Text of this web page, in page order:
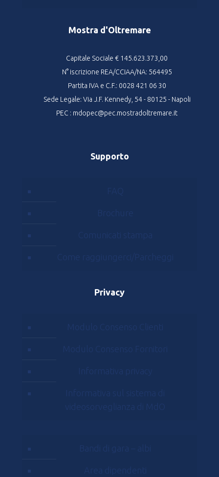
Mostra d'Oltremare
Capitale Sociale € 145.623.373,00
N° iscrizione REA/CCIAA/NA: 564495
Partita IVA e C.F.: 0028 421 06 30
Sede Legale: Via J.F. Kennedy, 54 - 80125 - Napoli
PEC : mdopec@pec.mostradoltremare.it
Supporto
FAQ
Brochure
Comunicati stampa
Come raggiungerci/Parcheggi
Privacy
Modulo Consenso Clienti
Modulo Consenso Fornitori
Informativa privacy
Informativa sul sistema di
videosorveglianza di MdO
Bandi di gara – albi
Area dipendenti